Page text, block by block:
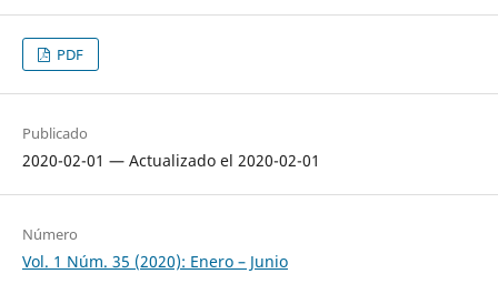
PDF
Publicado
2020-02-01 — Actualizado el 2020-02-01
Número
Vol. 1 Núm. 35 (2020): Enero – Junio